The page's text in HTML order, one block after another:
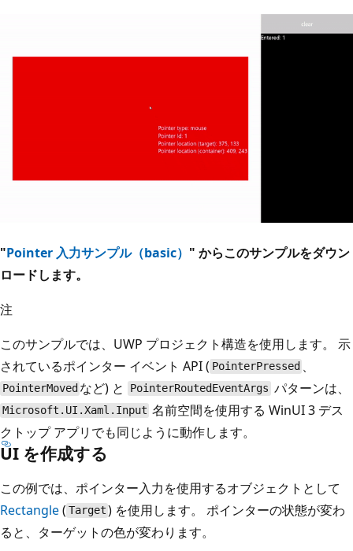
"Pointer 入力サンプル（basic） " からこのサンプルをダウン
ロードします。
注
このサンプルでは、UWP プロジェクト構造を使用します。 示
されているポインター イベント API ( PointerPressed 、
PointerMoved など) と PointerRoutedEventArgs パターンは、
Microsoft.UI.Xaml.Input 名前空間を使用する WinUI 3 デス
クトップ アプリでも同じように動作します。
UI を作成する
この例では、ポインター入力を使用するオブジェクトとして
Rectangle( Target ) を使用します。 ポインターの状態が変わ
ると、ターゲットの色が変わります。